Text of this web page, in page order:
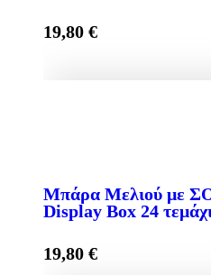
19,80 €
Mπάρα Μελιού με
Display Box 24
19,80 €